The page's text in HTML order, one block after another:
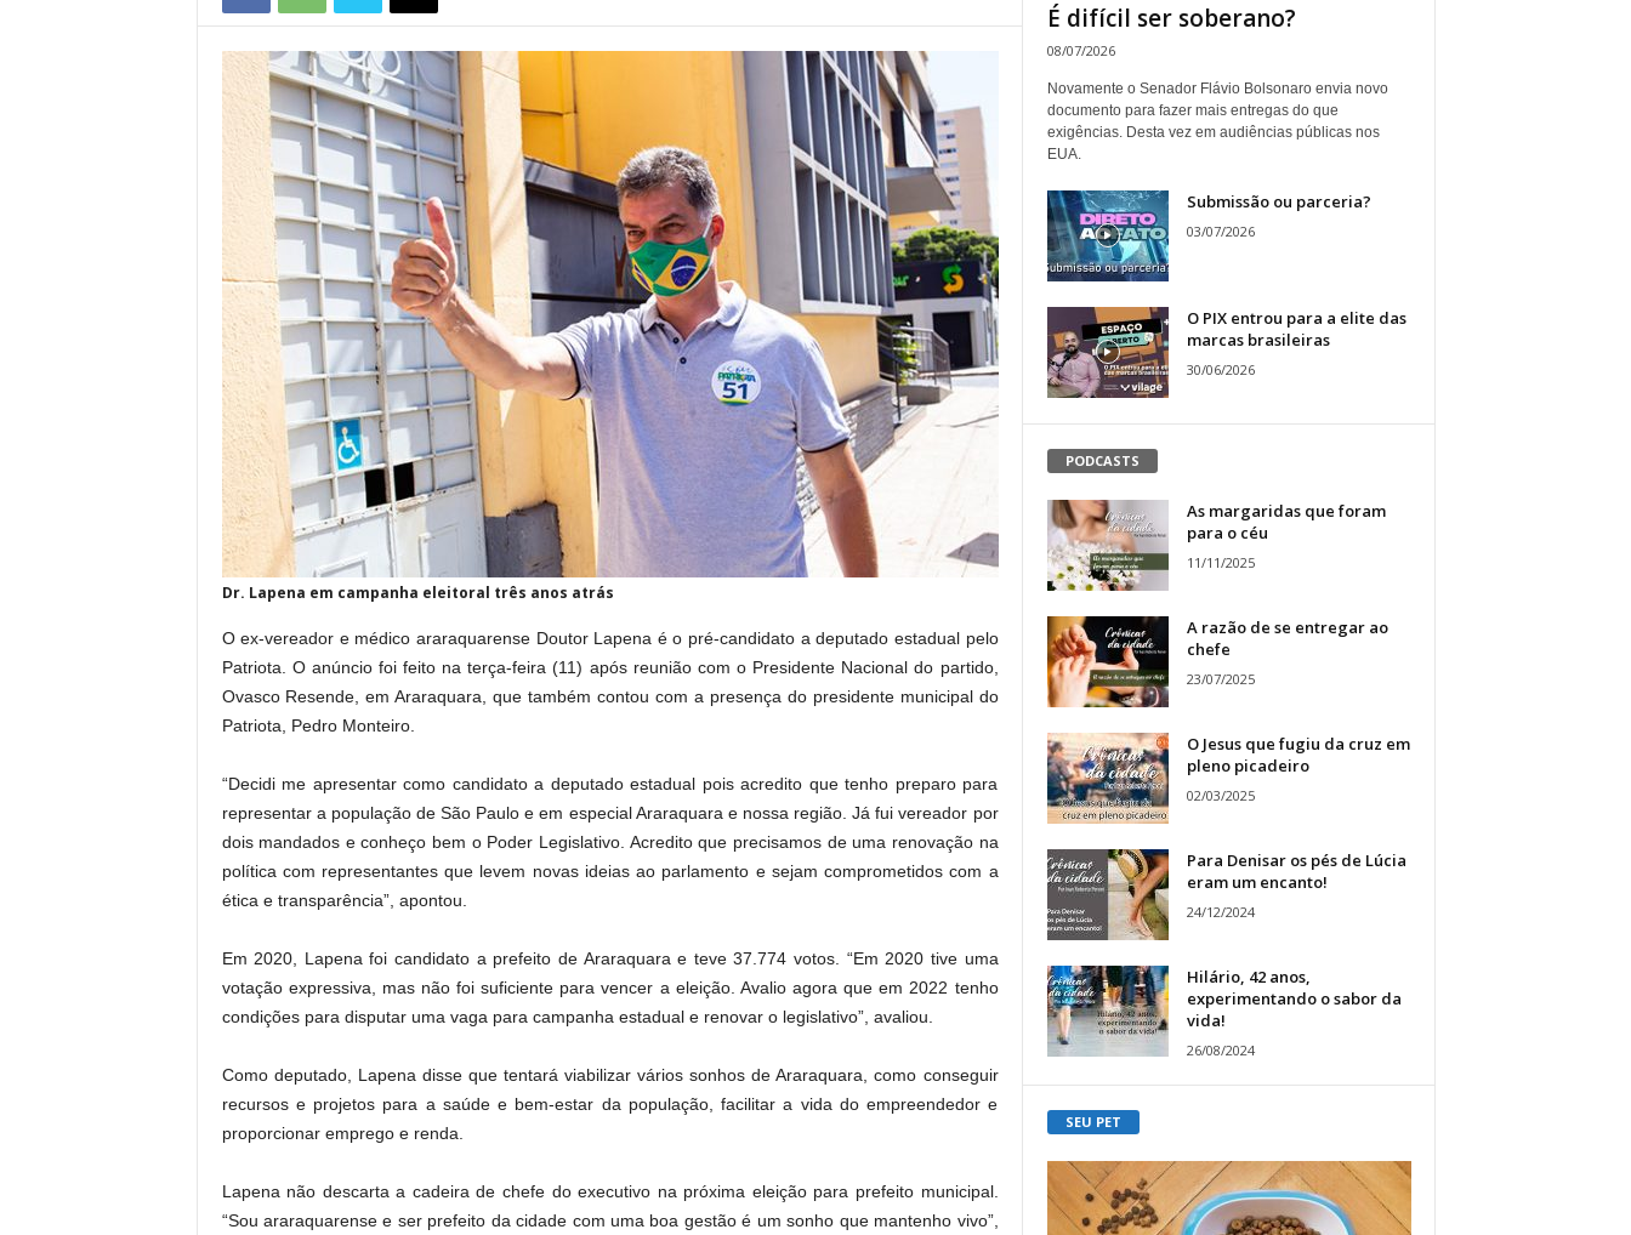
Dr. Lapena em campanha eleitoral três anos atrás
O ex-vereador e médico araraquarense Doutor Lapena é o pré-candidato a deputado estadual pelo
Patriota. O anúncio foi feito na terça-feira (11) após reunião com o Presidente Nacional do partido,
Ovasco Resende, em Araraquara, que também contou com a presença do presidente municipal do
Patriota, Pedro Monteiro.
“Decidi me apresentar como candidato a deputado estadual pois acredito que tenho preparo para
representar a população de São Paulo e em especial Araraquara e nossa região. Já fui vereador por
dois mandados e conheço bem o Poder Legislativo. Acredito que precisamos de uma renovação na
política com representantes que levem novas ideias ao parlamento e sejam comprometidos com a
ética e transparência”, apontou.
Em 2020, Lapena foi candidato a prefeito de Araraquara e teve 37.774 votos. “Em 2020 tive uma
votação expressiva, mas não foi suficiente para vencer a eleição. Avalio agora que em 2022 tenho
condições para disputar uma vaga para campanha estadual e renovar o legislativo”, avaliou.
Como deputado, Lapena disse que tentará viabilizar vários sonhos de Araraquara, como conseguir
recursos e projetos para a saúde e bem-estar da população, facilitar a vida do empreendedor e
proporcionar emprego e renda.
Lapena não descarta a cadeira de chefe do executivo na próxima eleição para prefeito municipal.
“Sou araraquarense e ser prefeito da cidade com uma boa gestão é um sonho que mantenho vivo”,
É difícil ser soberano?
08/07/2026
Novamente o Senador Flávio Bolsonaro envia novo
documento para fazer mais entregas do que
exigências. Desta vez em audiências públicas nos
EUA.
Submissão ou parceria?
03/07/2026
O PIX entrou para a elite das
marcas brasileiras
30/06/2026
PODCASTS
As margaridas que foram
para o céu
11/11/2025
A razão de se entregar ao
chefe
23/07/2025
O Jesus que fugiu da cruz em
pleno picadeiro
02/03/2025
Para Denisar os pés de Lúcia
eram um encanto!
24/12/2024
Hilário, 42 anos,
experimentando o sabor da
vida!
26/08/2024
SEU PET